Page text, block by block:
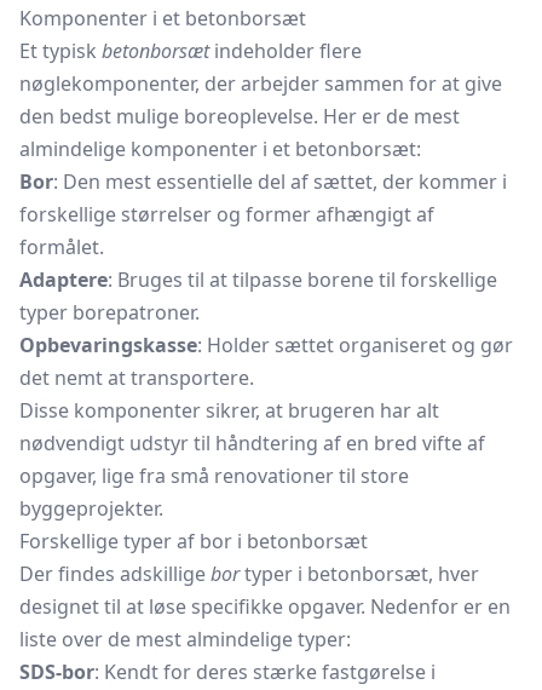
Komponenter i et betonborsæt
Et typisk betonborsætindeholder flere
nøglekomponenter, der arbejder sammen for at give
den bedst mulige boreoplevelse. Her er de mest
almindelige komponenter i et betonborsæt:
Bor: Den mest essentielle del af sættet, der kommer i
forskellige størrelser og former afhængigt af
formålet.
Adaptere: Bruges til at tilpasse borene til forskellige
typer borepatroner.
Opbevaringskasse: Holder sættet organiseret og gør
det nemt at transportere.
Disse komponenter sikrer, at brugeren har alt
nødvendigt udstyr til håndtering af en bred vifte af
opgaver, lige fra små renovationer til store
byggeprojekter.
Forskellige typer af bor i betonborsæt
Der findes adskilligebortyper i betonborsæt, hver
designet til at løse specifikke opgaver. Nedenfor er en
liste over de mest almindelige typer:
SDS-bor: Kendt for deres stærke fastgørelse i